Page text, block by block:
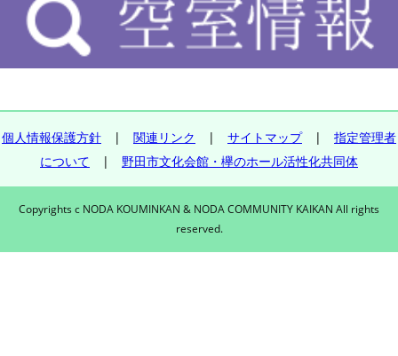
個人情報保護方針 | 関連リンク | サイトマップ| 指定管理者
について | 野田市文化会館・欅のホール活性化共同体
Copyrights c NODA KOUMINKAN & NODA COMMUNITY KAIKAN All rights
reserved.